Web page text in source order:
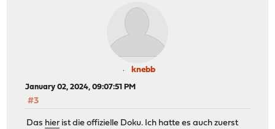
knebb
January 02, 2024, 09:07:51 PM
#3
Das hier ist die offizielle Doku. Ich hatte es auch zuerst